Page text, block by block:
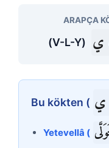
ARAPÇA
ي (V-L-Y)
Bu kökten ( ي
Yetevellâ (